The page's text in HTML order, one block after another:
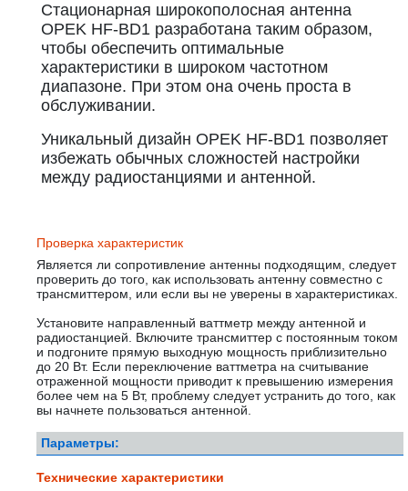
Стационарная широкополосная антенна
OPEK HF-BD1 разработана таким образом,
чтобы обеспечить оптимальные
характеристики в широком частотном
диапазоне. При этом она очень проста в
обслуживании.
Уникальный дизайн OPEK HF-BD1 позволяет
избежать обычных сложностей настройки
между радиостанциями и антенной.
Проверка характеристик
Является ли сопротивление антенны подходящим, следует
проверить до того, как использовать антенну совместно с
трансмиттером, или если вы не уверены в характеристиках.
Установите направленный ваттметр между антенной и
радиостанцией. Включите трансмиттер с постоянным током
и подгоните прямую выходную мощность приблизительно
до 20 Вт. Если переключение ваттметра на считывание
отраженной мощности приводит к превышению измерения
более чем на 5 Вт, проблему следует устранить до того, как
вы начнете пользоваться антенной.
Параметры:
Технические характеристики